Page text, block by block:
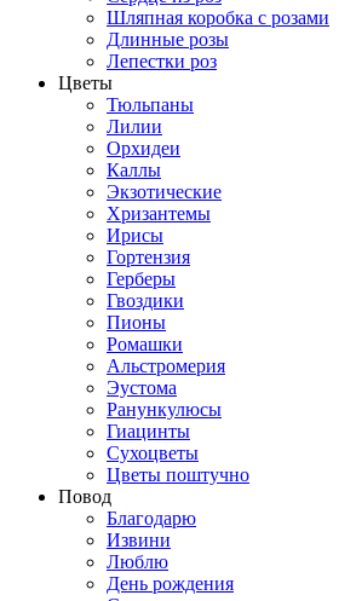
Шляпная коробка с розами
Длинные розы
Лепестки роз
Цветы
Тюльпаны
Лилии
Орхидеи
Каллы
Экзотические
Хризантемы
Ирисы
Гортензия
Герберы
Гвоздики
Пионы
Ромашки
Альстромерия
Эустома
Ранункулюсы
Гиацинты
Сухоцветы
Цветы поштучно
Повод
Благодарю
Извини
Люблю
День рождения